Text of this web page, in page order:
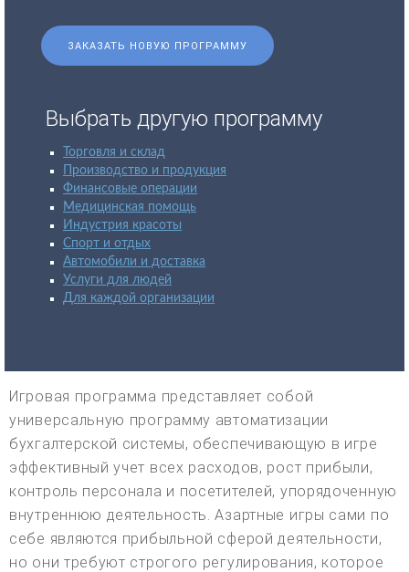
ЗАКАЗАТЬ НОВУЮ ПРОГРАММУ
Выбрать другую программу
Торговля и склад
Производство и продукция
Финансовые операции
Медицинская помощь
Индустрия красоты
Спорт и отдых
Автомобили и доставка
Услуги для людей
Для каждой организации
Игровая программа представляет собой
универсальную программу автоматизации
бухгалтерской системы, обеспечивающую в игре
эффективный учет всех расходов, рост прибыли,
контроль персонала и посетителей, упорядоченную
внутреннюю деятельность. Азартные игры сами по
себе являются прибыльной сферой деятельности,
но они требуют строгого регулирования, которое